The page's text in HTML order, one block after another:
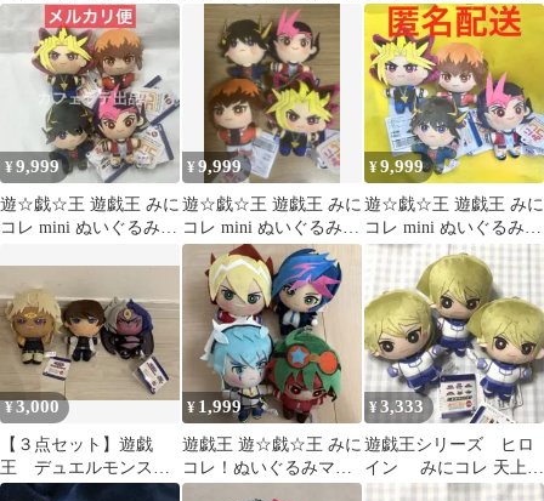
ジェル ぬいぐるみ 財前
葵
にコレ ぬいぐるみ マス
コット
ぬいぐるみマスコッ
ト 4種
¥9,999
遊☆戯☆王 遊戯王 みに
コレ mini ぬいぐるみ
¥9,999
遊☆戯☆王 遊戯王 みに
コレ mini ぬいぐるみ
マスコット 全4種セッ
¥9,999
遊☆戯☆王 遊戯王 みに
コレ mini ぬいぐるみ
マスコット 全4種
¥3,000
【３点セット】遊戯
王 デュエルモンスタ
ーズ みにコレ ぬいぐ
¥ 1,999
遊戯王 遊☆戯☆王 みに
コレ！ぬいぐるみマス
コット2 コンプリート
¥3,333
遊戯王シリーズ ヒロ
イン みにコレ 天上院